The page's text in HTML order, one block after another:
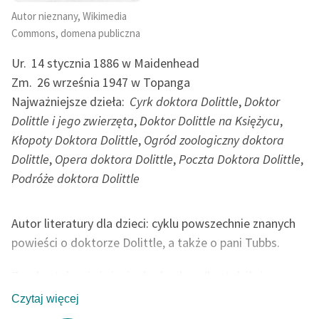
feministycznej
Ręce pełne poezji
Kolekcje edukacyjne
twórców przechodzących
do domeny publicznej,
lektur szkolnych oraz
Starego Testamentu
Odkurzamy bohaterów
O nas
O projekcie
Autor nieznany, Wikimedia
Commons, domena publiczna
Ur. 14 stycznia 1886 w Maidenhead
Zm. 26 września 1947 w Topanga
Najważniejsze dzieła: Cyrk doktora Dolittle,Doktor
Dolittle i jego zwierzęta,Doktor Dolittle na Księżycu,
Kłopoty Doktora Dolittle, Ogród zoologiczny doktora
Dolittle, Opera doktora Dolittle,Poczta Doktora Dolittle,
Podróże doktora Dolittle
Autor literatury dla dzieci: cyklu powszechnie znanych
powieści o doktorze Dolittle, a także o pani Tubbs.
Massachusetts Institute of Technology w Cambridge w
Stanach Zjednoczonych); po wybuchu I wojny światowej
Czytaj więcej